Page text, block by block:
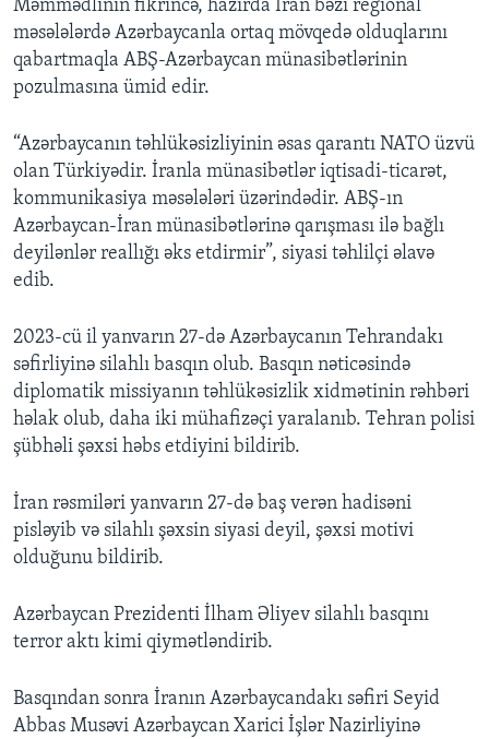
Məmmədlinin fikrincə, hazırda İran bəzi regional
məsələlərdə Azərbaycanla ortaq mövqedə olduqlarını
qabartmaqla ABŞ-Azərbaycan münasibətlərinin
pozulmasına ümid edir.
“Azərbaycanın təhlükəsizliyinin əsas qarantı NATO üzvü
olan Türkiyədir. İranla münasibətlər iqtisadi-ticarət,
kommunikasiya məsələləri üzərindədir. ABŞ-ın
Azərbaycan-İran münasibətlərinə qarışması ilə bağlı
deyilənlər reallığı əks etdirmir”, siyasi təhlilçi əlavə
edib.
2023-cü il yanvarın 27-də Azərbaycanın Tehrandakı
səfirliyinə silahlı basqın olub. Basqın nəticəsində
diplomatik missiyanın təhlükəsizlik xidmətinin rəhbəri
həlak olub, daha iki mühafizəçi yaralanıb. Tehran polisi
şübhəli şəxsi həbs etdiyini bildirib.
İran rəsmiləri yanvarın 27-də baş verən hadisəni
pisləyib və silahlı şəxsin siyasi deyil, şəxsi motivi
olduğunu bildirib.
Azərbaycan Prezidenti İlham Əliyev silahlı basqını
terror aktı kimi qiymətləndirib.
Basqından sonra İranın Azərbaycandakı səfiri Seyid
Abbas Musəvi Azərbaycan Xarici İşlər Nazirliyinə